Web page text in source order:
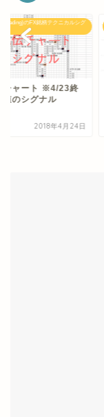
のFX銘柄テクニカルシグ
チャート ※4/23終
値のシグナル
2018年4月24日